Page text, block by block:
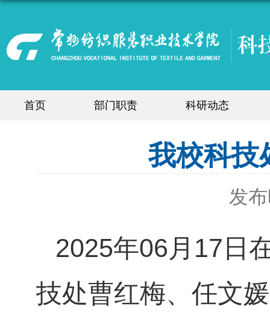
首页 部门职责 科研动态
我校科技
发
2025年06月17日
技处曹红梅、任文